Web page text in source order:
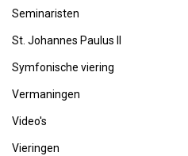
Seminaristen
St. Johannes Paulus II
Symfonische viering
Vermaningen
Video's
Vieringen